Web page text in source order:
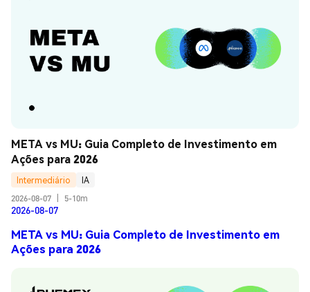
META vs MU: Guia Completo de Investimento em
Ações para 2026
Intermediário
IA
2026-08-07
5-10m
2026-08-07
META vs MU: Guia Completo de Investimento em
Ações para 2026